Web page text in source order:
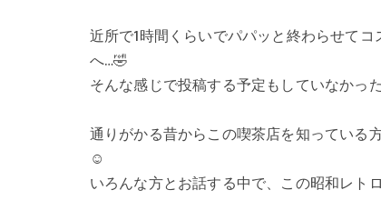
近所で1時間くらいでパパッと終わらせて
へ…🤣
そんな感じで投稿する予定もしていなか
通りがかる昔からこの喫茶店を知っている
☺️
いろんな方とお話する中で、この昭和レト